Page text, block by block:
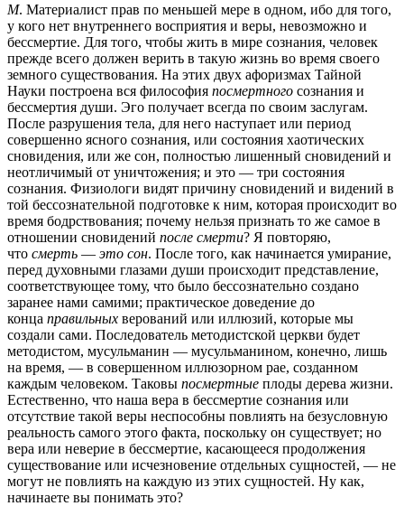
М. Материалист прав по меньшей мере в одном, ибо для того,
у кого нет внутреннего восприятия и веры, невозможно и
бессмертие. Для того, чтобы жить в мире сознания, человек
прежде всего должен верить в такую жизнь во время своего
земного существования. На этих двух афоризмах Тайной
Науки построена вся философия посмертного сознания и
бессмертия души. Эго получает всегда по своим заслугам.
После разрушения тела, для него наступает или период
совершенно ясного сознания, или состояния хаотических
сновидения, или же сон, полностью лишенный сновидений и
неотличимый от уничтожения; и это — три состояния
сознания. Физиологи видят причину сновидений и видений в
той бессознательной подготовке к ним, которая происходит во
время бодрствования; почему нельзя признать то же самое в
отношении сновидений после смерти? Я повторяю,
что смерть — это сон. После того, как начинается умирание,
перед духовными глазами души происходит представление,
соответствующее тому, что было бессознательно создано
заранее нами самими; практическое доведение до
конца правильных верований или иллюзий, которые мы
создали сами. Последователь методистской церкви будет
методистом, мусульманин — мусульманином, конечно, лишь
на время, — в совершенном иллюзорном рае, созданном
каждым человеком. Таковы посмертные плоды дерева жизни.
Естественно, что наша вера в бессмертие сознания или
отсутствие такой веры неспособны повлиять на безусловную
реальность самого этого факта, поскольку он существует; но
вера или неверие в бессмертие, касающееся продолжения
существование или исчезновение отдельных сущностей, — не
могут не повлиять на каждую из этих сущностей. Ну как,
начинаете вы понимать это?